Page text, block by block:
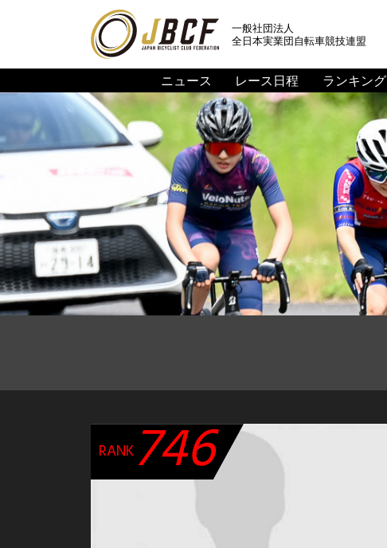
一般社団法人
全日本実業団自転車競技連盟
ニュース レース日程 ランキング
RANK746